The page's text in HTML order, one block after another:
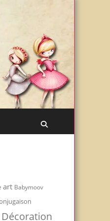
art Babymoov
Décoration